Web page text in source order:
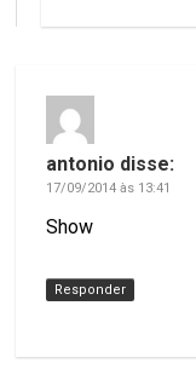
antonio disse:
17/09/2014 às 13:41
Show
Responder